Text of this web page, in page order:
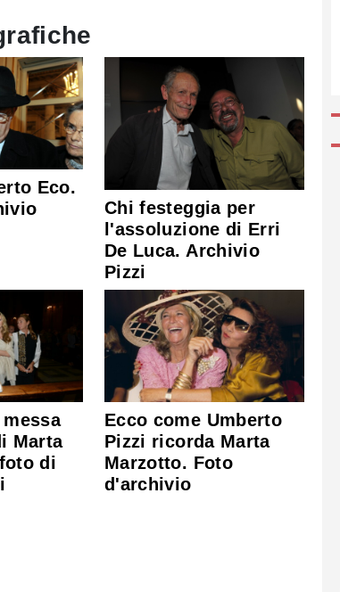
Eco.
Chi festeggia per
l'assoluzione di Erri
De Luca. Archivio
Pizzi
Marta
di
Ecco come Umberto
Pizzi ricorda Marta
Marzotto. Foto
d'archivio